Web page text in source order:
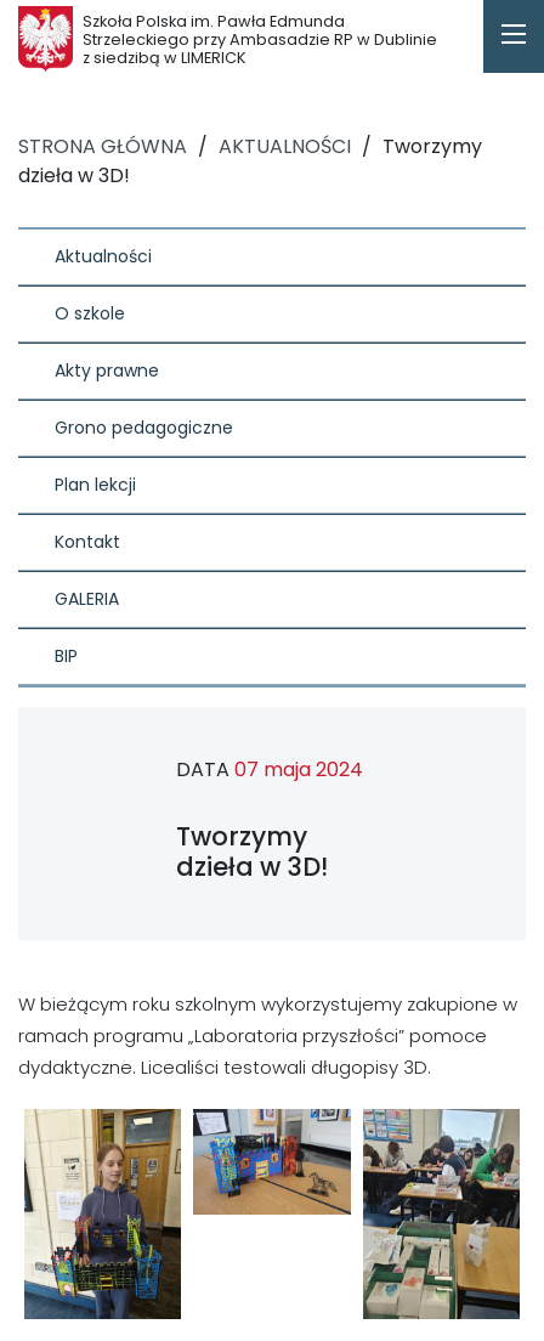
Szkoła Polska im. Pawła Edmunda
Strzeleckiego przy Ambasadzie RP w Dublinie
z siedzibą w LIMERICK
STRONA GŁÓWNA / AKTUALNOŚCI / Tworzymy
dzieła w 3D!
Aktualności
O szkole
Akty prawne
Grono pedagogiczne
Plan lekcji
Kontakt
GALERIA
BIP
DATA 07 maja 2024
Tworzymy
dzieła w 3D!
W bieżącym roku szkolnym wykorzystujemy zakupione w
ramach programu „Laboratoria przyszłości” pomoce
dydaktyczne. Licealiści testowali długopisy 3D.